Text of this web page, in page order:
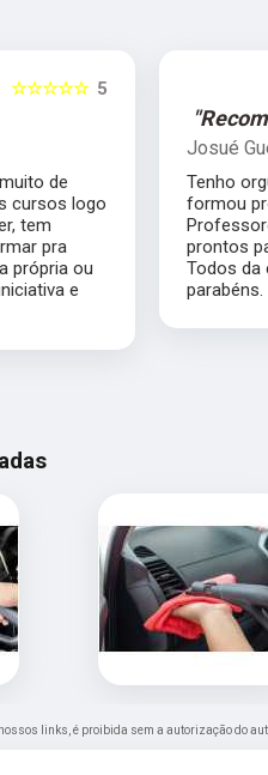
5
☆☆☆☆☆
de
cursos logo
tem
pra
própria ou
e
Josué
Tenho
formou
prontos
Todos da
links, é proibida sem a autorização do